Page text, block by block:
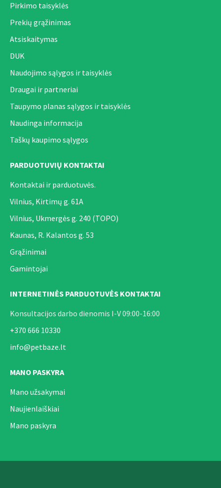
Pirkimo taisyklės
Prekių grąžinimas
Atsiskaitymas
DUK
Naudojimo sąlygos ir taisyklės
Draugai ir partneriai
Taupymo planas sąlygos ir taisyklės
Naudinga informacija
Taškų kaupimo sąlygos
PARDUOTUVIŲ KONTAKTAI
Kontaktai ir parduotuvės.
Vilnius, Kirtimų g. 61A
Vilnius, Ukmergės g. 240 (TOPO)
Kaunas, R. Kalantos g. 53
Grąžinimai
Gamintojai
INTERNETINĖS PARDUOTUVĖS KONTAKTAI
Konsultacijos darbo dienomis I-V 09:00-16:00
+370 666 10330
info@petbaze.lt
MANO PASKYRA
Mano užsakymai
Naujienlaiškiai
Mano paskyra